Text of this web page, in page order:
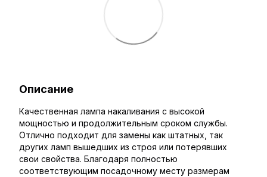
Описание
Качественная лампа накаливания с высокой
мощностью и продолжительным сроком службы.
Отлично подходит для замены как штатных, так
других ламп вышедших из строя или потерявших
свои свойства. Благодаря полностью
соответствующим посадочному месту размерам